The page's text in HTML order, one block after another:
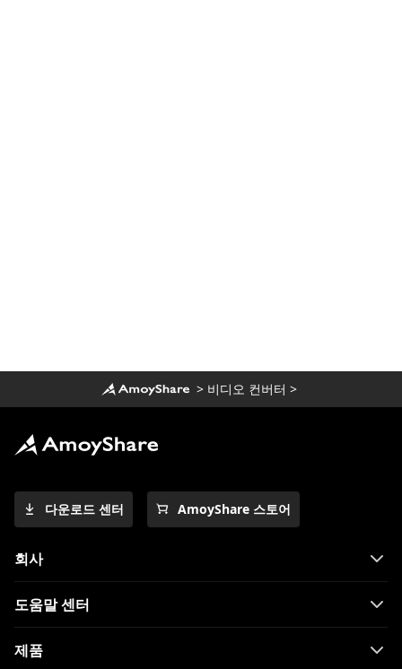
> 비디오 컨버터 >
다운로드 센터 AmoyShare 스토어
회사
도움말 센터
제품